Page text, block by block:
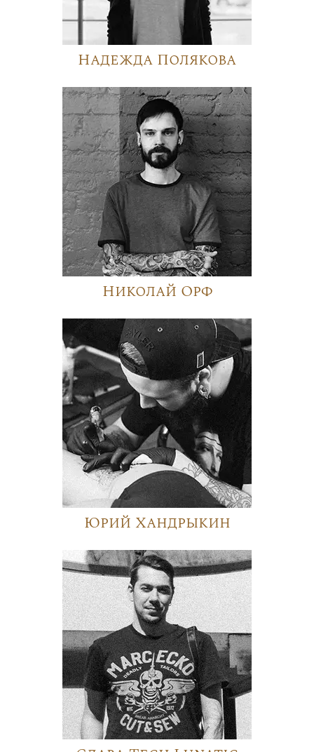
Надежда Полякова
Николай Орф
Юрий Хандрыкин